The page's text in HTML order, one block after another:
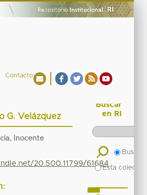
Contacto
G. Velázquez
Inocente
20.500.11799/61684
Buscar
en RI
Buscar
Esta